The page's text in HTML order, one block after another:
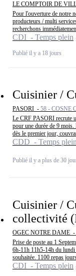
LE COMPTOIR DE
Pour l'ouverture de notre
producteurs / multi
recherchons
CDI - Temps plein
Publié il y a 18 jours
Cuisinier /
PASORI - 58 - COSNE
Le CRF PASORI recrute
pour une durée de 9
dès le premier jour,
CDD - Temps plein
Publié il y a plus de 30
Cuisinier /
collectivité
OGEC NOTRE DAME -
Prise de poste au 1
6h-11h 11h5-14h du lundi
souhaitée. 1100 repas
CDI - Temps plein